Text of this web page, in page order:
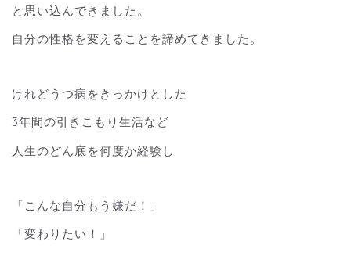
と思い込んできました。
自分の性格を変えることを諦めてきました。
けれどうつ病をきっかけとした
3年間の引きこもり生活など
人生のどん底を何度か経験し
「こんな自分もう嫌だ！」
「変わりたい！」